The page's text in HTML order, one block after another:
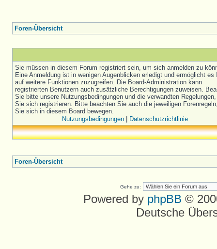
Foren-Übersicht
Sie müssen in diesem Forum registriert sein, um sich anmelden zu
Eine Anmeldung ist in wenigen Augenblicken erledigt und ermöglicht es
auf weitere Funktionen zuzugreifen. Die Board-Administration kann
registrierten Benutzern auch zusätzliche Berechtigungen zuweisen.
Sie bitte unsere Nutzungsbedingungen und die verwandten
Sie sich registrieren. Bitte beachten Sie auch die jeweiligen
Sie sich in diesem Board bewegen.
Nutzungsbedingungen| Datenschutzrichtlinie
Foren-Übersicht
Gehe zu:
Powered by phpBB ©
Deutsche